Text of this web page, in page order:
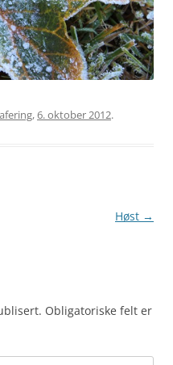
,6. oktober 2012.
Høst →
Obligatoriske felt er